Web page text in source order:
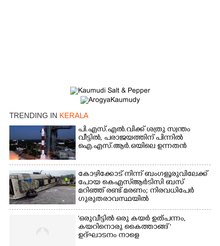
TRENDING IN KERALA
പി.എസ്.എൽ.വിക്ക് ശത്രു സ്വന്തം
വീട്ടിൽ,​ പരാജയത്തിന് പിന്നിൽ
ഐ.എസ്.ആർ.ഒയിലെ ഉന്നതൻ
കോഴിക്കോട് നിന്ന് ബംഗളൂരുവിലേക്ക്
പോയ കെഎസ്‌ആർടിസി ബസ്
മറിഞ്ഞ് രണ്ട് മരണം; നിരവധിപേർ
ഗുരുതരാവസ്ഥയിൽ
'ഒരുവീട്ടിൽ ഒരു കയർ ഉത്പന്നം,
കയറിനൊരു കൈത്താങ്ങ് '
ഉദ്ഘാടനം നാളെ